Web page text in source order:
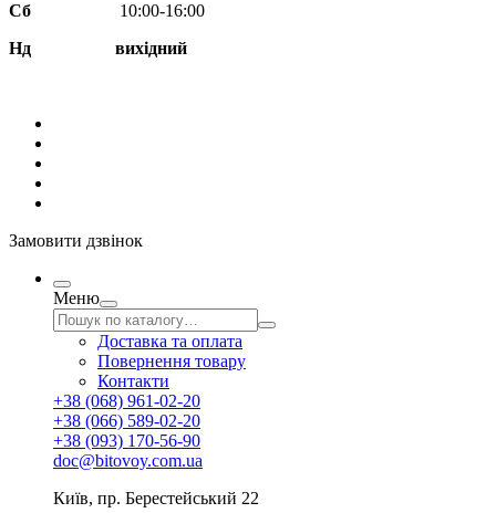
Сб
10:00-16:00
Нд вихідний
Замовити дзвінок
Меню
Доставка та оплата
Повернення товару
Контакти
+38 (068) 961-02-20
+38 (066) 589-02-20
+38 (093) 170-56-90
doc@bitovoy.com.ua
Київ, пр. Берестейський 22